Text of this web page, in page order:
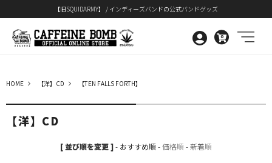
【旧SQUIDARMY】 / インディーズバンドの公式バンドグッズ
0
HOME 【洋】CD 【TEN FALLS FORTH】
【洋】CD
[ 並び順を変更 ]- おすすめ順-価格順 -新着順